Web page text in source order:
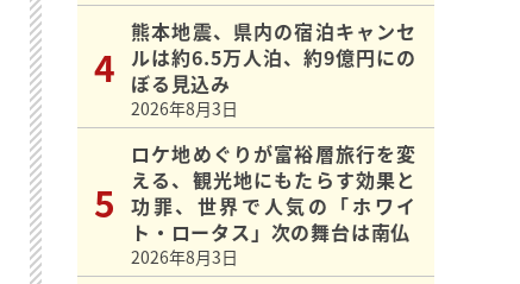
熊本地震、県内の宿泊キャンセ
ルは約6.5万人泊、約9億円にの
ぼる見込み
2026年8月3日
ロケ地めぐりが富裕層旅行を変
える、観光地にもたらす効果と
功罪、世界で人気の「ホワイ
ト・ロータス」次の舞台は南仏
2026年8月3日